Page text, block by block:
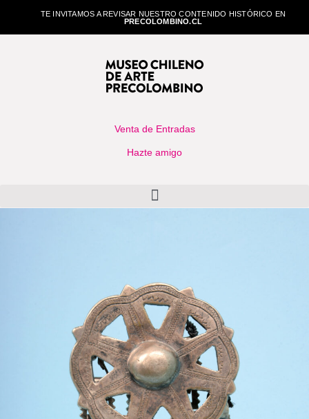
TE INVITAMOS A REVISAR NUESTRO CONTENIDO HISTÓRICO EN
PRECOLOMBINO.CL
Venta de Entradas
Hazte amigo